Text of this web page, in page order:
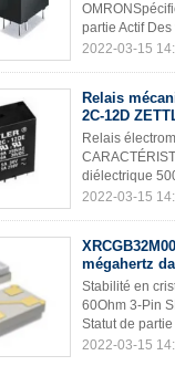
partie Actif
2022-03-15
Relais
2C-12D
Relais
diélectrique
2022-03-15
mégahertz
Stabilité en
60Ohm 3-Pin
Statut de
2022-03-15